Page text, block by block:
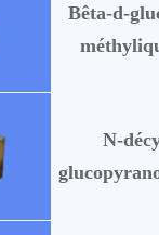
Bêta-d-
N-